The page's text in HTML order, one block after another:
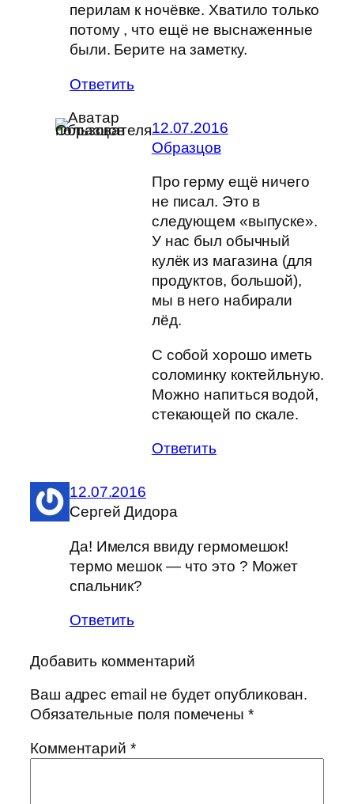
перилам к ночёвке. Хватило только
потому , что ещё не выснаженные
были. Берите на заметку.
Ответить
12.07.2016
Образцов
Про герму ещё ничего
не писал. Это в
следующем «выпуске».
У нас был обычный
кулёк из магазина (для
продуктов, большой),
мы в него набирали
лёд.
С собой хорошо иметь
соломинку коктейльную.
Можно напиться водой,
стекающей по скале.
Ответить
12.07.2016
Сергей Дидора
Да! Имелся ввиду гермомешок!
термо мешок — что это ? Может
спальник?
Ответить
Добавить комментарий
Ваш адрес email не будет опубликован.
Обязательные поля помечены*
Комментарий *